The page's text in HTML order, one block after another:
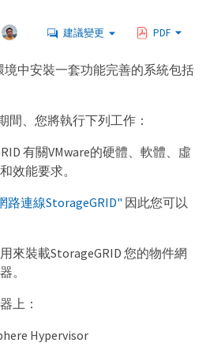
建議變更 PDF
境中安裝一套功能完善的系統包括
間、您將執行下列工作：
有關VMware的硬體、軟體、虛
效能要求。
路連線StorageGRID" 因此您可以
來裝載StorageGRID 您的物件網
。
上：
Hypervisor